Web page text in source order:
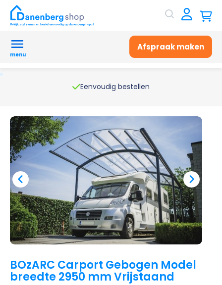
menu
Afspraak maken
Eenvoudig bestellen
BOzARC Carport Gebogen Model
breedte 2950 mm Vrijstaand